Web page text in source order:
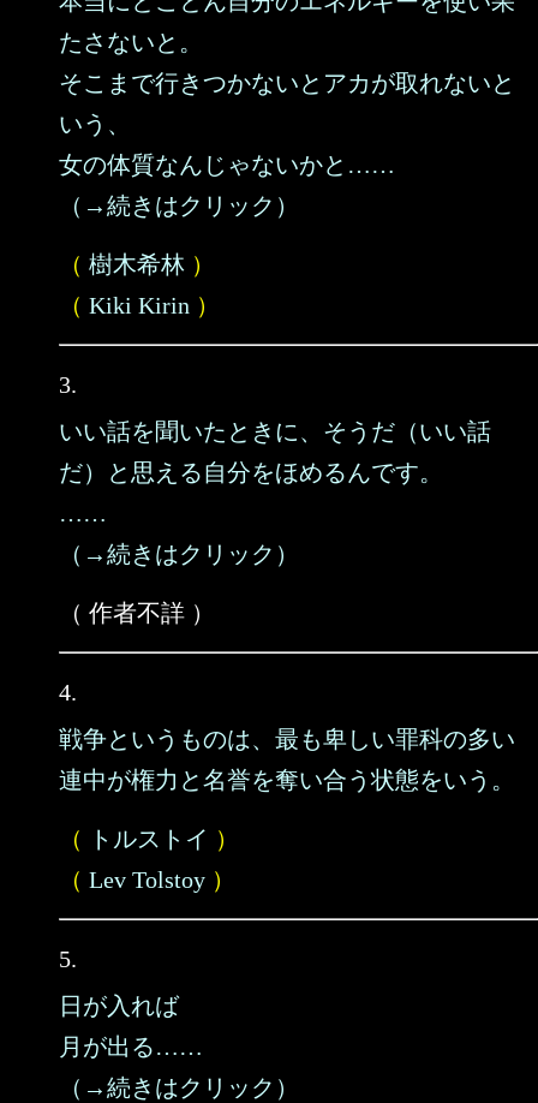
たさないと。
そこまで行きつかないとアカが取れないと
いう、
女の体質なんじゃないかと……
（→続きはクリック）
（ 樹木希林 ）
（ Kiki Kirin ）
3.
いい話を聞いたときに、そうだ（いい話
だ）と思える自分をほめるんです。
……
（→続きはクリック）
（ 作者不詳 ）
4.
戦争というものは、最も卑しい罪科の多い
連中が権力と名誉を奪い合う状態をいう。
（ トルストイ ）
（ Lev Tolstoy ）
5.
日が入れば
月が出る……
（→続きはクリック）